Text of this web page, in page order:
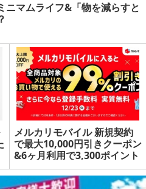
ニマムライフ&「物を減らすと
メルカリモバイル 新規契約
で最大10,000円引きクーポン
&6ヶ月利用で3,300ポイント
還元 | マネーの達人